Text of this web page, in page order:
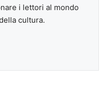
i lettori al mondo
cultura.